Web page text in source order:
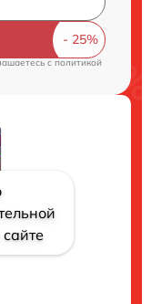
cполитикой